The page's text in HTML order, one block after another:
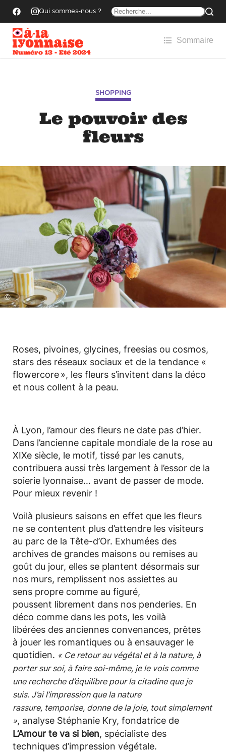
Qui sommes-nous ?
Numéro 13 - Eté 2024
Sommaire
SHOPPING
Le pouvoir des
fleurs
©
Roses, pivoines, glycines, freesias ou cosmos,
stars des réseaux sociaux et de la tendance «
flowercore », les fleurs s’invitent dans la déco
et nous collent à la peau.
À Lyon, l’amour des fleurs ne date pas d’hier.
Dans l’ancienne capitale mondiale de la rose au
XIXe siècle, le motif, tissé par les canuts,
contribuera aussi très largement à l’essor de la
soierie lyonnaise… avant de passer de mode.
Pour mieux revenir !
Voilà plusieurs saisons en effet que les fleurs
ne se contentent plus d’attendre les visiteurs
au parc de la Tête-d’Or. Exhumées des
archives de grandes maisons ou remises au
goût du jour, elles se plantent désormais sur
nos murs, remplissent nos assiettes au
sens propre comme au figuré,
poussent librement dans nos penderies. En
déco comme dans les pots, les voilà
libérées des anciennes convenances, prêtes
à jouer les romantiques ou à ensauvager le
quotidien. « Ce retour au végétal et à la nature, à
porter sur soi, à faire soi-même, je le vois comme
une recherche d’équilibre pour la citadine que je
suis. J’ai l’impression que la nature
rassure, temporise, donne de la joie, tout simplement
», analyse Stéphanie Kry, fondatrice de
L’Amour te va si bien, spécialiste des
techniques d’impression végétale.